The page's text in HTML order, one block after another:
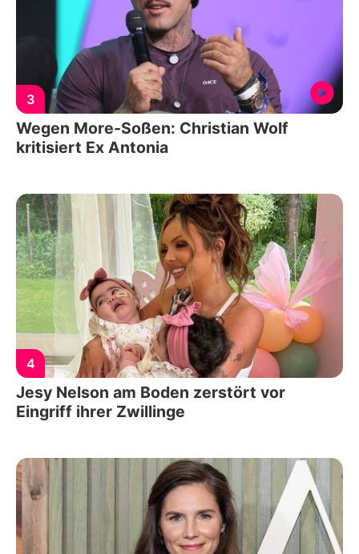
3
Wegen More-Soßen: Christian Wolf
kritisiert Ex Antonia
4
Jesy Nelson am Boden zerstört vor
Eingriff ihrer Zwillinge